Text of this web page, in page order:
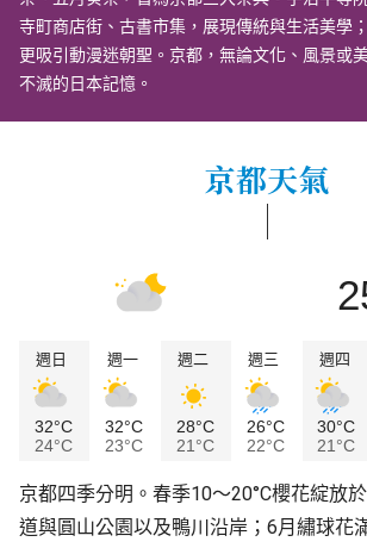
寺町商店街、古書市集，展現傳統與生活美學
更吸引動漫迷朝聖。京都，無論文化、風景或
不滅的日本記憶。
京都天氣
週日
32°C
24°C
週一
32°C
23°C
週二
28°C
21°C
週三
26°C
22°C
週四
30°C
21°C
京都四季分明。春季10～20°C櫻花綻放
道與圓山公園以及鴨川沿岸；6月繡球花